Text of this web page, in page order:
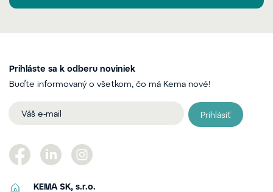
Prihláste sa k odberu noviniek
Buďte informovaný o všetkom, čo má Kema nové!
Prihlásiť
KEMA SK, s.r.o.